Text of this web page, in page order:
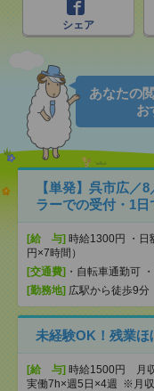
シェア
あなたの
お
【単発】呉市広／
ラーでの受付・1
[給 与] 時給1300円 ・日
円×7時間）
[交通費] ・自転車通勤可
[勤務地] 広駅から徒歩9分
未経験OK！残業
[給 与] 時給1500円 月
実働7h×週5日×4週 ※月